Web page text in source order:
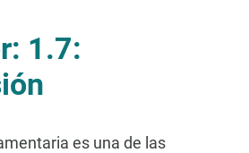
1.7:
es una de las